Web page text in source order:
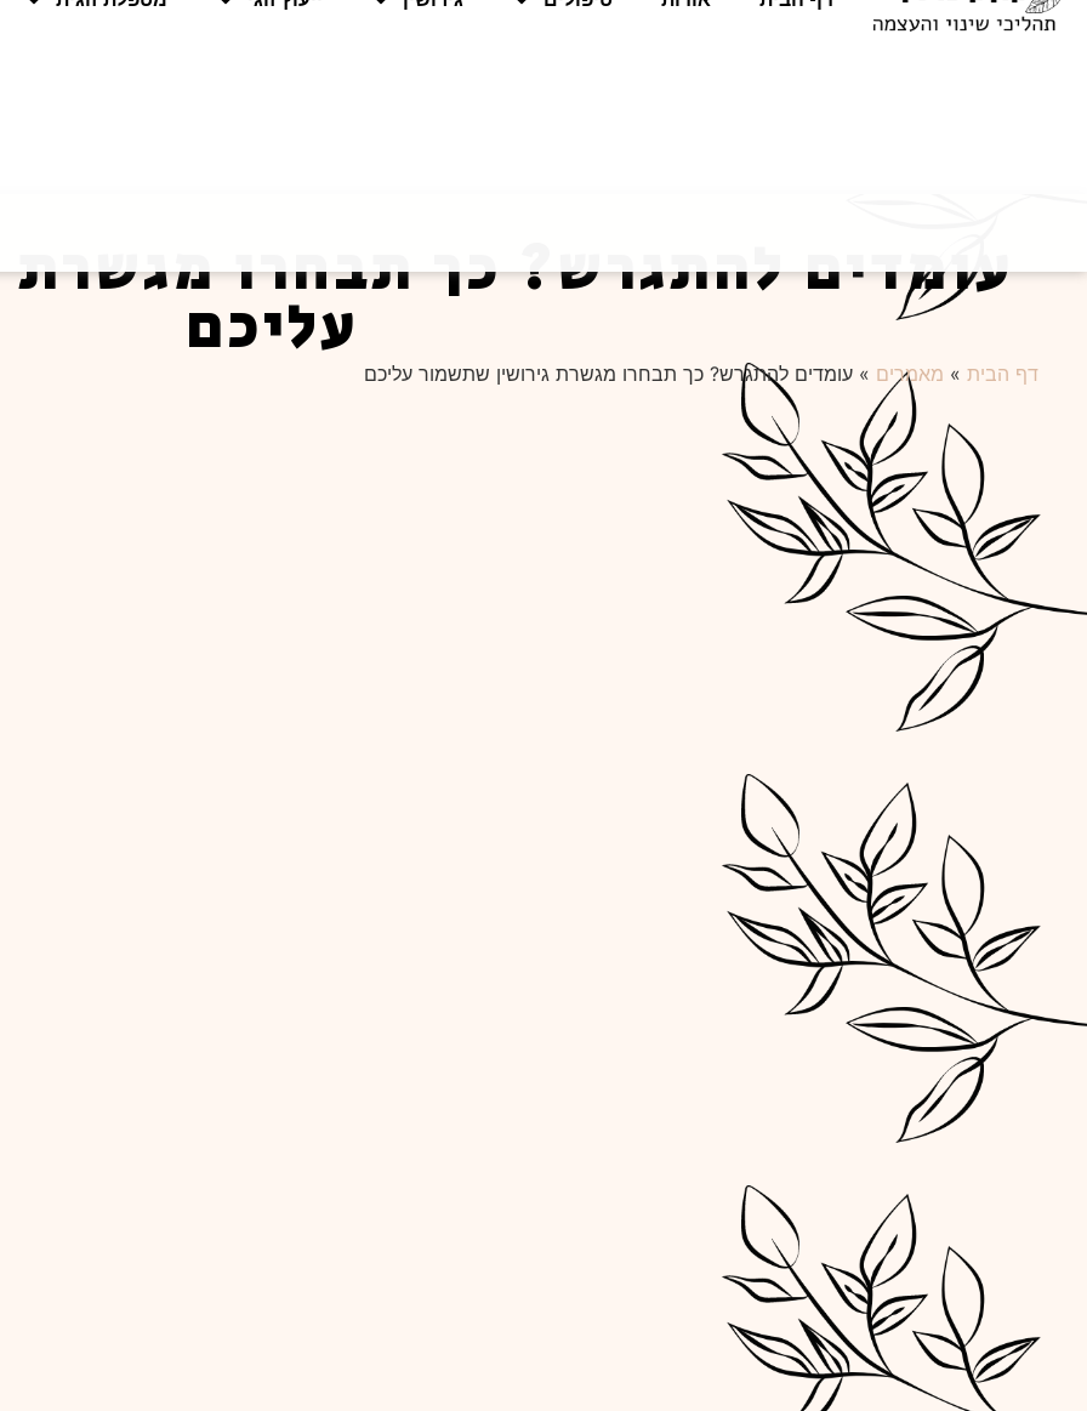
עומדים להתגרש? כך תבחרו מגשרת
עליכם
דף הבית » מאמרים »עומדים להתגרש? כך תבחרו מגשרת גירושין שתשמור עליכם